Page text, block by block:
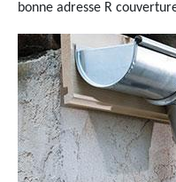
bonne adresse R